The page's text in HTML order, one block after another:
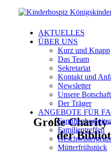
AKTUELLES
ÜBER UNS
Kurz und Knapp
Das Team
Sekretariat
Kontakt und
Newsletter
Unsere
Der Träger
ANGEBOTE FÜR
Familientreffen
Mütterfrühstück
Große
der